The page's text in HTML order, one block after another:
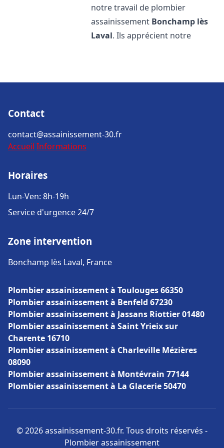
notre travail de plombier
assainissement Bonchamp lès
Laval. Ils apprécient notre
Contact
contact@assainissement-30.fr
Accueil Informations
Horaires
Lun-Ven: 8h-19h
Service d'urgence 24/7
Zone intervention
Bonchamp lès Laval, France
Plombier assainissement à Toulouges 66350
Plombier assainissement à Benfeld 67230
Plombier assainissement à Jassans Riottier 01480
Plombier assainissement à Saint Yrieix sur
Charente 16710
Plombier assainissement à Charleville Mézières
08090
Plombier assainissement à Montévrain 77144
Plombier assainissement à La Glacerie 50470
© 2026 assainissement-30.fr. Tous droits réservés -
Plombier assainissement